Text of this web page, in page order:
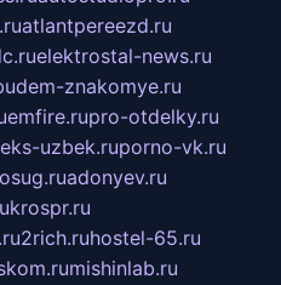
atlantpereezd.ru
elektrostal-news.ru
znakomye.ru
emfire.rupro-otdelky.ru
uzbek.ruporno-vk.ru
adonyev.ru
krospr.ru
2rich.ruhostel-65.ru
mishinlab.ru